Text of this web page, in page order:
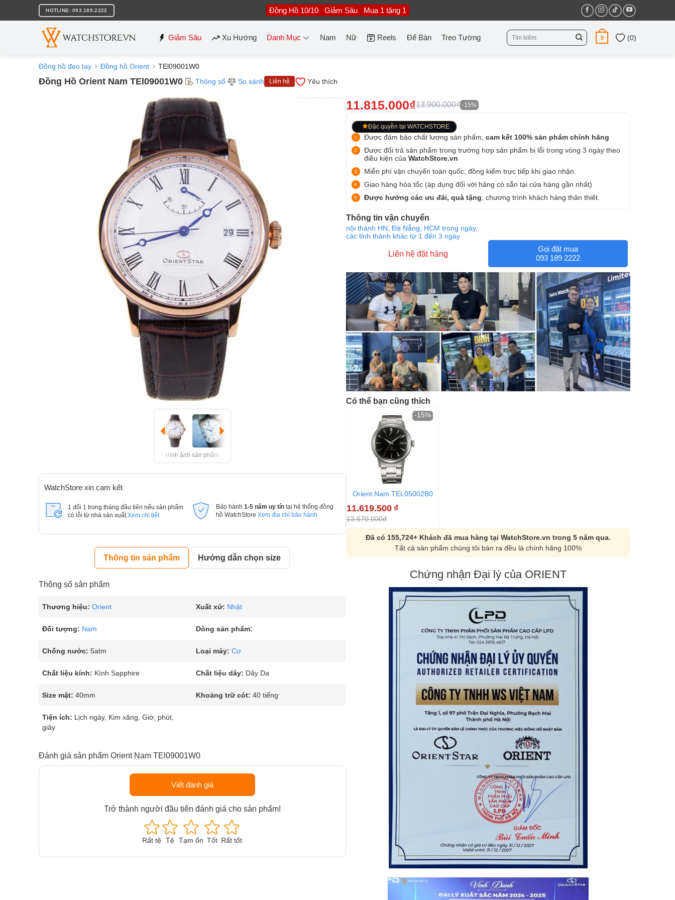
nội
HOTLINE: 093.189.2222 Đồng Hồ 10/10 Giảm Sâu Mua 1 tặng 1
Giảm Sâu Xu Hướng Danh Mục Nam Nữ Reels Để Bàn Treo Tường
Tìm
kiếm:
0 (0)
Đồng hồ đeo tay Đồng hồ Orient TEl09001W0
Đồng Hồ Orient Nam TEl09001W0 Thông số So sánh Liên hệ Yêu thích
Hình ảnh sản phẩm
WatchStore xin cam kết
1 đổi 1 trong tháng đầu tiên nếu sản phẩm
có lỗi từ nhà sản xuất. Xem chi tiết
Bảo hành 1-5 năm uy tín tại hệ thống đồng
hồ WatchStore Xem địa chỉ bảo hành
Thông tin sản phẩm Hướng dẫn chọn size
Thông số sản phẩm
Thương hiệu: Orient Xuất xứ: Nhật
Đối tượng: Nam Dòng sản phẩm:
Chống nước: 5atm Loại máy: Cơ
Chất liệu kính: Kính Sapphire Chất liệu dây: Dây Da
Size mặt: 40mm Khoảng trữ cót: 40 tiếng
Tiện ích: Lịch ngày, Kim xăng, Giờ, phút,
giây
Đánh giá sản phẩm Orient Nam TEl09001W0
Viết đánh giá
Trở thành người đầu tiên đánh giá cho sản phẩm!
Rất tệ Tệ Tạm ổn Tốt Rất tốt
11.815.000₫13.900.000₫ -15%
Đặc quyền tại WATCHSTORE
Được đảm bảo chất lượng sản phẩm, cam kết 100% sản phẩm chính hãng
Được đổi trả sản phẩm trong trường hợp sản phẩm bị lỗi trong vòng 3 ngày theo
điều kiện của WatchStore.vn
Miễn phí vận chuyển toàn quốc, đồng kiểm trực tiếp khi giao nhận.
Giao hàng hỏa tốc (áp dụng đối với hàng có sẵn tại cửa hàng gần nhất)
Được hưởng các ưu đãi, quà tặng , chương trình khách hàng thân thiết.
Thông tin vận chuyển
nội thành HN, Đà Nẵng, HCM trong ngày,
các tỉnh thành khác từ 1 đến 3 ngày
Liên hệ đặt hàng
Gọi đặt mua
093 189 2222
Có thể bạn cũng thích
Orient Nam TEL05002B0
11.619.500 ₫
13.670.000đ
-15%
Đã có 155,724+ Khách đã mua hàng tại WatchStore.vn trong 5 năm qua.
Tất cả sản phẩm chúng tôi bán ra đều là chính hãng 100%
Chứng nhận Đại lý của ORIENT